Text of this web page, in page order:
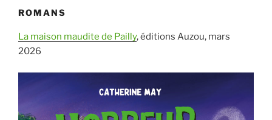
ROMANS
La maison maudite de Pailly, éditions Auzou, mars
2026